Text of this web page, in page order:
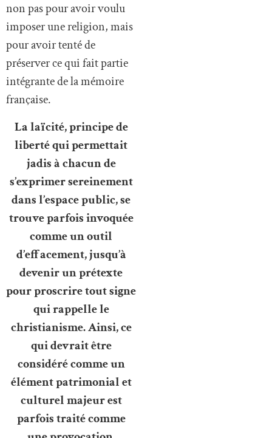
non pas pour avoir voulu
imposer une religion, mais
pour avoir tenté de
préserver ce qui fait partie
intégrante de la mémoire
française.
La laïcité, principe de
liberté qui permettait
jadis à chacun de
s’exprimer sereinement
dans l’espace public, se
trouve parfois invoquée
comme un outil
d’effacement, jusqu’à
devenir un prétexte
pour proscrire tout signe
qui rappelle le
christianisme. Ainsi, ce
qui devrait être
considéré comme un
élément patrimonial et
culturel majeur est
parfois traité comme